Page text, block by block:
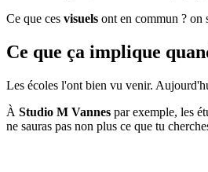
Ce que ces visuels ont en commun ? on
Ce que ça implique
Les écoles l'ont bien vu venir.
À Studio M Vannes par exemple, les
ne sauras pas non plus ce que tu